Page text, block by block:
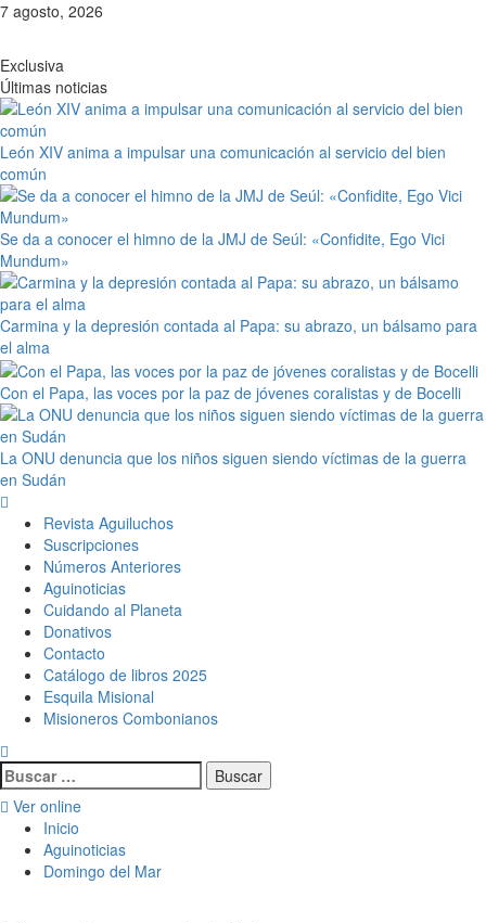
Saltar
7 agosto, 2026
Exclusiva
Últimas noticias
León XIV anima a impulsar una comunicación al servicio del bien
común
Se da a conocer el himno de la JMJ de Seúl: «Confidite, Ego Vici
Mundum»
Carmina y la depresión contada al Papa: su abrazo, un bálsamo para
el alma
Con el Papa, las voces por la paz de jóvenes coralistas y de Bocelli
La ONU denuncia que los niños siguen siendo víctimas de la guerra
en Sudán
principalRevista Aguiluchos
Suscripciones
Números Anteriores
Aguinoticias
Cuidando al Planeta
Donativos
Contacto
Catálogo de libros 2025
Esquila Misional
Misioneros Combonianos
Buscar:
Ver online
Inicio
Aguinoticias
Domingo del Mar